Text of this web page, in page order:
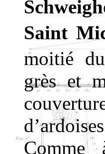
Saint
moitié
grès et
Comme